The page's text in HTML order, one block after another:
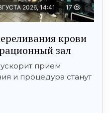
2026, 14:41 17
крови
зал
прием
и процедура станут